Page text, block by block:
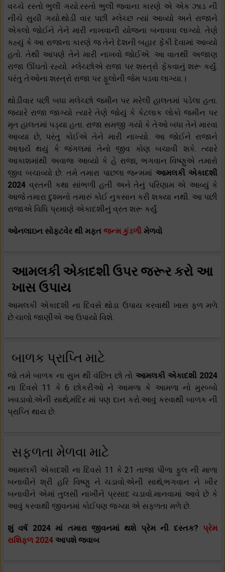
વચ્ચે રસ્તો ભુલી ગયો.રસ્તો ભુલી જવાના કારણે એ એક ઝાડ ની
નીચે સુયી ગયો.થોડી વાર પછી મ્લેચ્છ ત્યાં આવ્યો અને રાજાને
એકલો જોઈને તેને મારી નાખવાની યોજના બનાવવા લાગ્યો. તેણે
કહ્યું કે આ રાજાના કારણે જ તેને દેશની બહાર ફેંકી દેવામાં આવ્યો
હતો. તેથી આપણે તેને મારી નાખવો જોઈએ. આ વાતથી અજાણ
રાજા ઊંઘતો રહ્યો. મ્લેચ્છોએ રાજા પર શસ્ત્રો ફેંકવાનું શરૂ કર્યું.
પરંતુ તેઓના શસ્ત્રો રાજા પર ફૂલોની જેમ પડવા લાગ્યા.।
થોડીવાર પછી બધા મલેચ્છો જમીન પર મરેલી હાલતમાં પડેલા હતા.
જ્યારે રાજા જાગ્યો ત્યારે તેણે જોયું કે કેટલાક લોકો જમીન પર
મૃત હાલતમાં પડ્યા હતા. રાજા સમજી ગયો કે તેઓ બધા તેને મારવા
આવ્યા છે, પરંતુ કોઈએ તેને મારી નાખ્યો. આ જોઈને રાજાને
આશ્ચર્ય થયું કે જંગલમાં તેનો જીવ કોણ બચાવી શકે. ત્યારે
આકાશમાંથી અવાજ આવ્યો કે હે રાજા, ભગવાન વિષ્ણુએ તમારો
જીવ બચાવ્યો છે. તમે તમારા પાછલા જન્મમાં આમલકી એકાદશી
2024 વ્રતની કથા સાંભળી હતી અને તેનું પરિણામ એ આવ્યું કે
આજે તમારા દુશ્મનો તમારું કોઈ નુકસાન કરી શક્યા નથી. આ પછી
રાજાએ વિધિ પ્રમાણે એકાદશીનું વ્રત શરૂ કર્યું.
ઓનલાઇન સોફ્ટવેર થી મફત જન્મ કુંડળી મેળવો
આમલકી એકાદશી ઉપર જરૂર કરો આ
ખાસ ઉપાય
આમલકી એકાદશી ના દિવસે થોડા ઉપાય કરવાથી ખાસ ફળ મળે
છે.ચાલો જાણીએ આ ઉપાયો વિશે.
બાળક પ્રાપ્તિ માટે
જો તમે બાળક ના સુખ થી વંછિત છો તો આમલકી એકાદશી 2024
ના દિવસે 11 કે 6 છોકરીઓ ને આમળા કે આમળા નો મુરબ્બો
ખવડાવો.એની સાથે,મંદિર માં પણ દાન કરો.આવું કરવાથી બાળક ની
પ્રાપ્તિ થાય છે.
સફળતા મેળવા માટે
આમલકી એકાદશી ના દિવસે 11 કે 21 તાજા પીળા ફુલ ની માળા
બનાવીને શ્રી હરિ વિષ્ણુ ને ચડાવો.એની સાથે,ભગવાન ને ખીર
બનાવીને એમાં તુલસી નાખીને પ્રસાદ ચડાવો.માનવામાં આવે છે કે
આવું કરવાથી જીવનમાં કોઈપણ જગ્યા એ સફળતા મળે છે.
શું વર્ષ 2024 માં તમારા જીવનમાં થશે પ્રેમ ની દસ્તક? પ્રેમ
રાશિફળ 2024 આપશે જવાબ